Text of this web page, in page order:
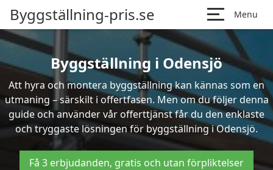
Byggställning-pris.se Menu
Byggställning i Odensjö
Att hyra och montera byggställning kan kännas som en
utmaning – särskilt i offertfasen. Men om du följer denna
guide och använder vår offerttjänst får du den enklaste
och tryggaste lösningen för byggställning i Odensjö.
Få 3 erbjudanden, gratis och utan förpliktelser